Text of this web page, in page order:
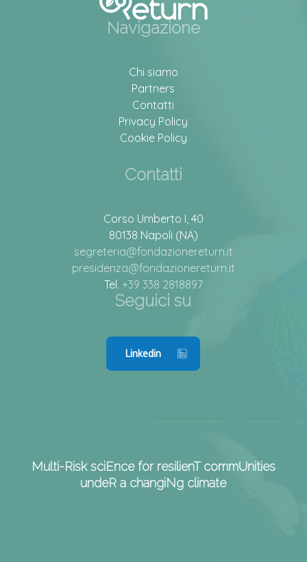
Navigazione
Chi siamo
Partners
Contatti
Privacy Policy
Cookie Policy
Contatti
Corso Umberto I, 40
80138 Napoli (NA)
segreteria@fondazionereturn.it
presidenza@fondazionereturn.it
Tel. +39 338 2818897
Seguici su
Linkedin
Multi-Risk sciEnce for resilienT commUnities
undeR a changiNg climate